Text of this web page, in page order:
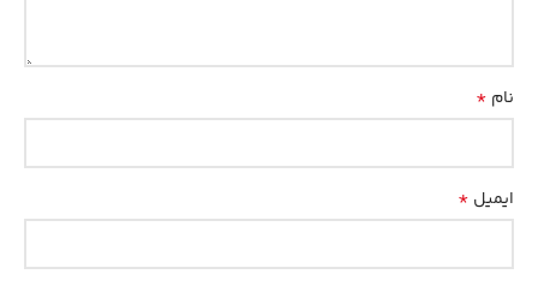
نام *
ایمیل *